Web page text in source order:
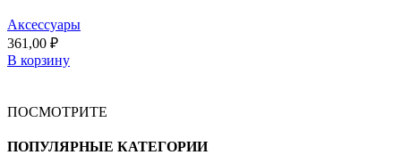
Аксессуары
361,00 ₽
В корзину
ПОСМОТРИТЕ
ПОПУЛЯРНЫЕ КАТЕГОРИИ